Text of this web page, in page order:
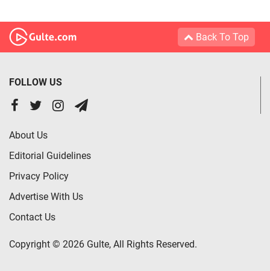
Back To Top
FOLLOW US
About Us
Editorial Guidelines
Privacy Policy
Advertise With Us
Contact Us
Copyright © 2026 Gulte, All Rights Reserved.